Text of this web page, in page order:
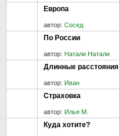
Европа
автор: Сосед
По России
автор: Натали Натали
Длинные расстояния
автор: Иван
Страховка
автор: Илья М.
Куда хотите?